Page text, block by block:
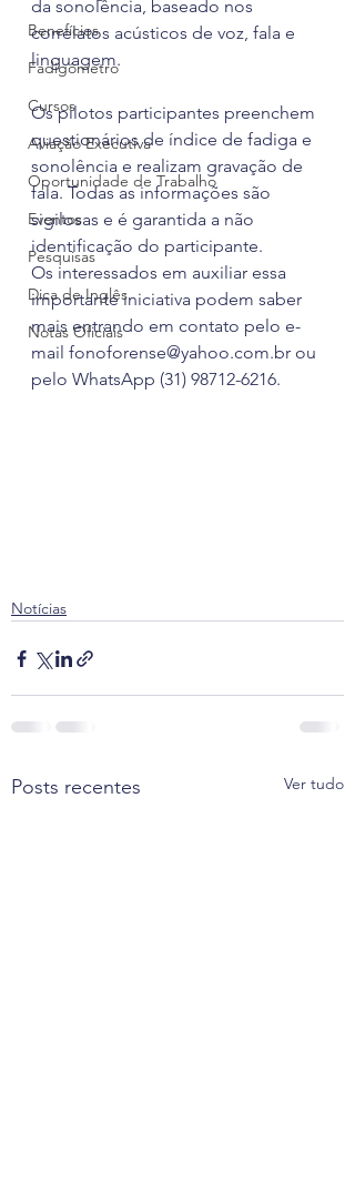
Benefícios
Fadigômetro
Cursos
Aviação Executiva
Oportunidade de Trabalho
Eventos
Pesquisas
Dica de Inglês
Notas Oficiais
da sonolência, baseado nos
correlatos acústicos de voz, fala e
linguagem.
Os pilotos participantes preenchem
questionários de índice de fadiga e
sonolência e realizam gravação de
fala. Todas as informações são
sigilosas e é garantida a não
identificação do participante.
Os interessados em auxiliar essa
importante iniciativa podem saber
mais entrando em contato pelo e-
mail fonoforense@yahoo.com.br ou
pelo WhatsApp (31) 98712-6216.
Notícias
Posts recentes Ver tudo